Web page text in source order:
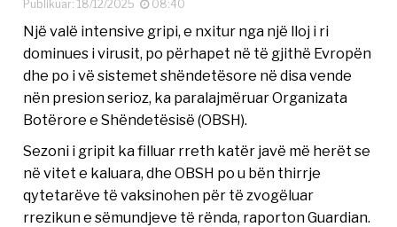
Publikuar: 18/12/2025
08:40
Një valë intensive gripi, e nxitur nga një lloj i ri
dominues i virusit, po përhapet në të gjithë Evropën
dhe po i vë sistemet shëndetësore në disa vende
nën presion serioz, ka paralajmëruar Organizata
Botërore e Shëndetësisë (OBSH).
Sezoni i gripit ka filluar rreth katër javë më herët se
në vitet e kaluara, dhe OBSH po u bën thirrje
qytetarëve të vaksinohen për të zvogëluar
rrezikun e sëmundjeve të rënda, raporton Guardian.